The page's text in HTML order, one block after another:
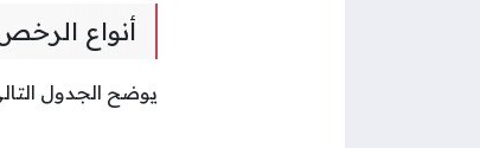
أنواع
يوضح الجدول